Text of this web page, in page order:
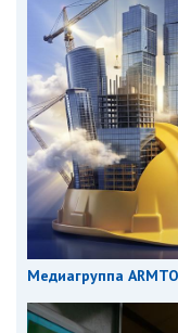
Медиагруппа